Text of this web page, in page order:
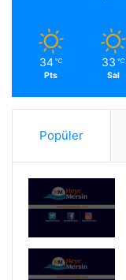
34 ℃
Pts
33 ℃
Sal
Popüler